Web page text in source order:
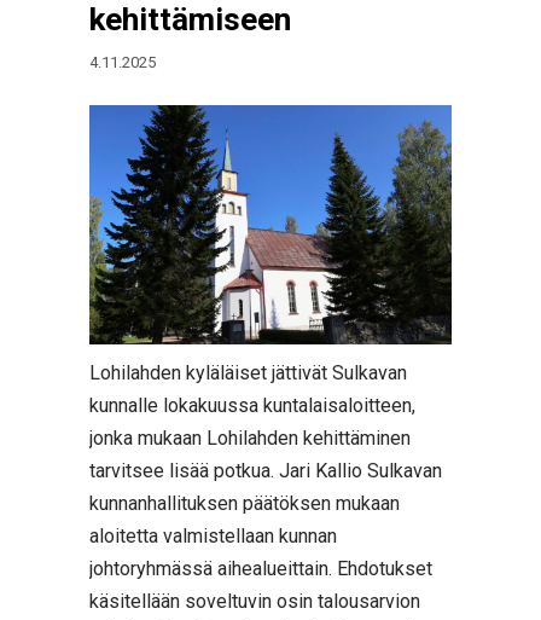
kehittämiseen
4.11.2025
Lohilahden kyläläiset jättivät Sulkavan
kunnalle lokakuussa kuntalaisaloitteen,
jonka mukaan Lohilahden kehittäminen
tarvitsee lisää potkua. Jari Kallio Sulkavan
kunnanhallituksen päätöksen mukaan
aloitetta valmistellaan kunnan
johtoryhmässä aihealueittain. Ehdotukset
käsitellään soveltuvin osin talousarvion